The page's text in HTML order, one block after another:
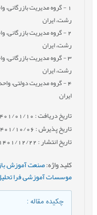
- گروه مدیریت بازرگانی،
رشت، ایران
2- گروه مدیریت بازرگانی،
رشت، ایران
3- گروه مدیریت بازرگانی،
رشت، ایران
4- گروه مدیریت دولتی،
ایران
تاریخ دریافت : 1401/01/10
تاریخ پذیرش : 1401/10/06
تاریخ انتشار : 1401/12/22
کلید واژه:صنعت آموزش,
موسسات آموزشی,فرا
چکیده مقاله: